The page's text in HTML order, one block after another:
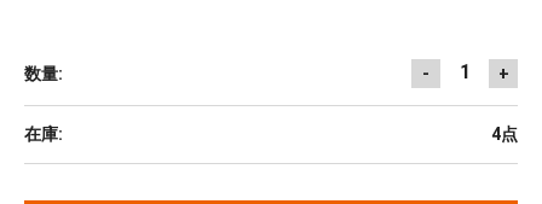
数量: - 1 +
在庫: 4点